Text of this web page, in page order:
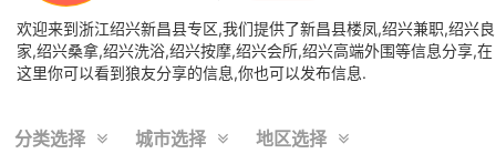
欢迎来到浙江绍兴新昌县专区,我们提供了新昌县楼凤,绍兴兼职,绍兴良
家,绍兴桑拿,绍兴洗浴,绍兴按摩,绍兴会所,绍兴高端外围等信息分享,在
这里你可以看到狼友分享的信息,你也可以发布信息.
分类选择 城市选择 地区选择